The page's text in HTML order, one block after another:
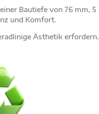
Bautiefe von 76 mm, 5
und Komfort.
Ästhetik erfordern.